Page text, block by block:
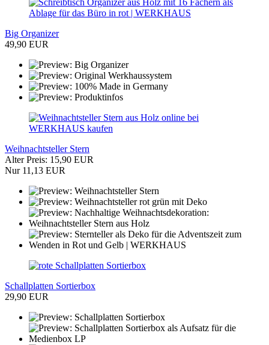
Big Organizer
49,90 EUR
Weihnachtsteller Stern
Alter Preis: 15,90 EUR
Nur 11,13 EUR
Schallplatten Sortierbox
29,90 EUR